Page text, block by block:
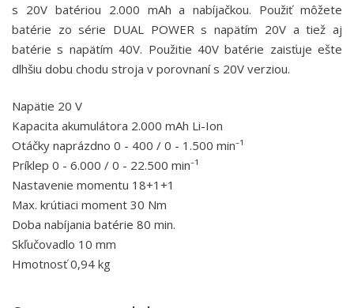
s 20V batériou 2.000 mAh a nabíjačkou. Použiť môžete
batérie zo série DUAL POWER s napätím 20V a tiež aj
batérie s napätím 40V. Použitie 40V batérie zaisťuje ešte
dlhšiu dobu chodu stroja v porovnaní s 20V verziou.
Napätie 20 V
Kapacita akumulátora 2.000 mAh Li-Ion
Otáčky naprázdno 0 - 400 / 0 - 1.500 min⁻¹
Príklep 0 - 6.000 / 0 - 22.500 min⁻¹
Nastavenie momentu 18+1+1
Max. krútiaci moment 30 Nm
Doba nabíjania batérie 80 min.
Skľučovadlo 10 mm
Hmotnosť 0,94 kg